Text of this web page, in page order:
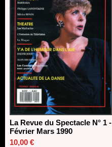
La Revue du Spectacle N° 1 -
Février Mars 1990
10,00 €